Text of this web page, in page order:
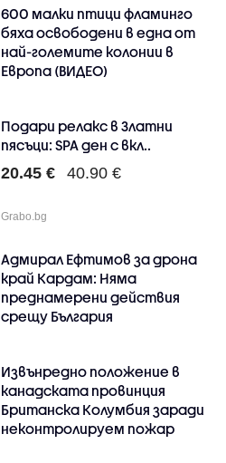
600 малки птици фламинго
бяха освободени в една от
най-големите колонии в
Европа (ВИДЕО)
Подари релакс в Златни
пясъци: SPA ден с вкл..
20.45 € 40.90 €
Grabo.bg
Адмирал Ефтимов за дрона
край Кардам: Няма
преднамерени действия
срещу България
Извънредно положение в
канадската провинция
Британска Колумбия заради
неконтролируем пожар